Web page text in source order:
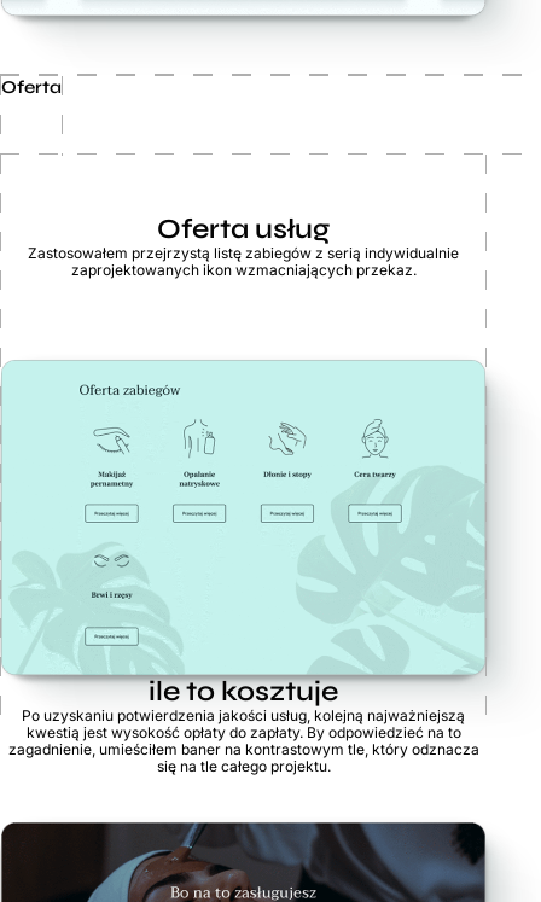
Oferta
Oferta usług
Zastosowałem przejrzystą listę zabiegów z serią indywidualnie
zaprojektowanych ikon wzmacniających przekaz.
ile to kosztuje
Po uzyskaniu potwierdzenia jakości usług, kolejną najważniejszą
kwestią jest wysokość opłaty do zapłaty. By odpowiedzieć na to
zagadnienie, umieściłem baner na kontrastowym tle, który odznacza
się na tle całego projektu.